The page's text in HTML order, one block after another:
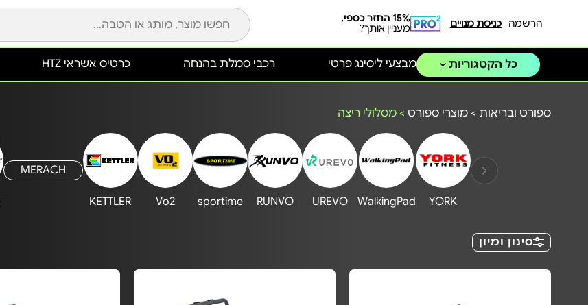
הרשמה כניסת מנויים
15% החזר כספי,
מעניין אותך?
כל הקטגוריות כרטיס אשראי HTZ מבצעי ליסינג פרטי רכבי סמלת בהנחה
ספורט ובריאות > מוצרי ספורט > מסלולי ריצה
YORK
WalkingPad
UREVO
RUNVO
sportime
Vo2
KETTLER
MERACH
סינון ומיון